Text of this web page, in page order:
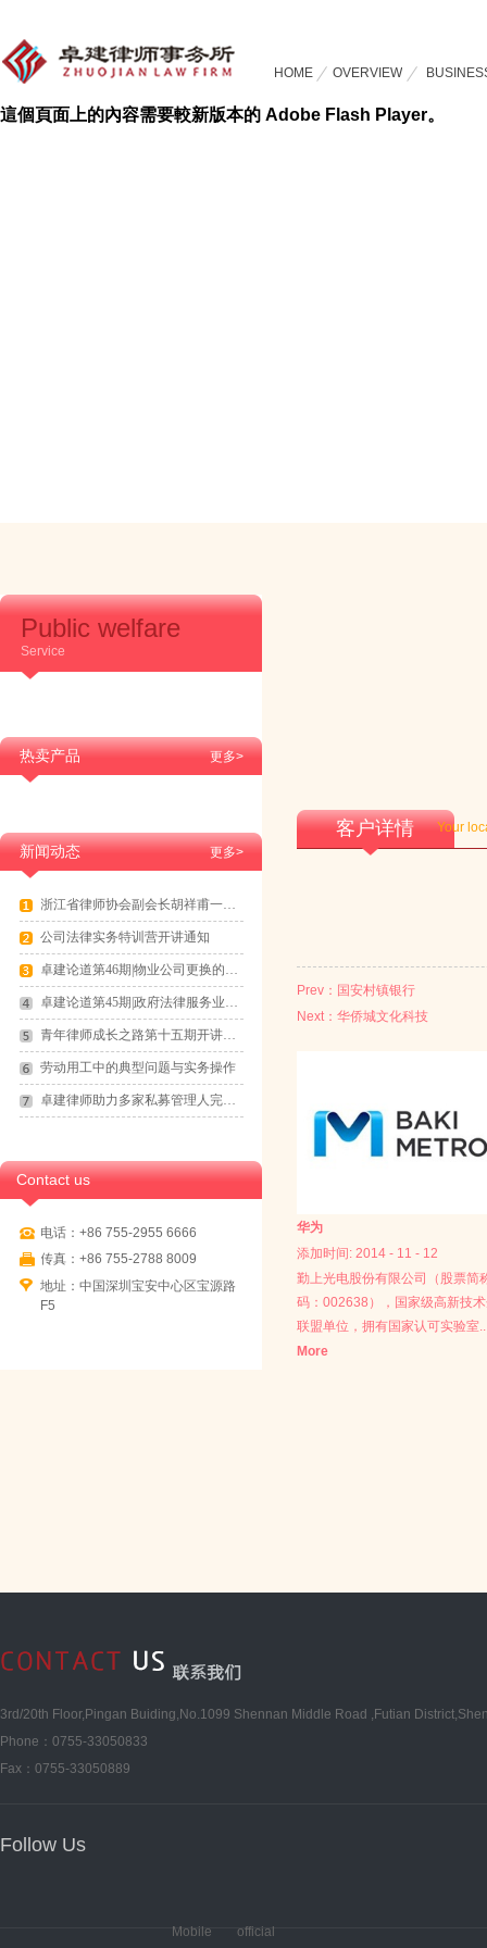
HOME OVERVIEW
這個頁面上的內容需要較新版本的 Adobe Flash Player。
Public welfare
Service
热卖产品 更多>
新闻动态 更多>
浙江省律师协会副会长胡祥甫一行到访卓建交流
公司法律实务特训营开讲通知
卓建论道第46期|物业公司更换的法律实务
卓建论道第45期|政府法律服务业务拓展
青年律师成长之路第十五期开讲通知
劳动用工中的典型问题与实务操作
卓建律师助力多家私募管理人完成登记备案
Contact us
电话：+86 755-2955 6666
传真：+86 755-2788 8009
地址：中国深圳宝安中心区宝源路
F5
客户详情 Your
Prev： 国安村镇银行
Next： 华侨城文化科技
华为
添加时间: 2014 - 11 - 12
勤上光电股份有限公司（股票简
码：002638），国家级高新技
联盟单位，拥有国家认可实验室
More
3rd/20th Floor,Pingan Buiding,No.1099 Shennan Middle Road ,Futian
Phone：0755-33050833
Fax：0755-33050889
Follow Us
Mobile official